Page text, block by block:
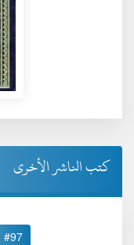
كتب الناشر الأخرى
#97